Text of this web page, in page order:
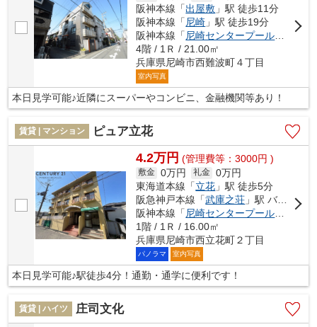
阪神本線「出屋敷 」駅 徒歩11分
阪神本線「 尼崎 」駅 徒歩19分
阪神本線「 尼崎センタープール前
」駅
4階 / 1Ｒ / 21.00㎡
兵庫県尼崎市西難波町４丁目
室内写真
本日見学可能♪近隣にスーパーやコンビニ、金融機関等あり！
賃貸 | マンション ピュア立花
4.2万円 (管理費等：3000円 )
敷金 0万円 礼金 0万円
東海道本線「立花 」駅 徒歩5分
阪急神戸本線「武庫之荘 」駅 バス9分 「ＪＲ立花〔上〕」 停歩5分
阪神本線「 尼崎センタープール前
」駅
1階 / 1Ｒ / 16.00㎡
兵庫県尼崎市西立花町２丁目
パノラマ 室内写真
本日見学可能♪駅徒歩4分！通勤・通学に便利です！
賃貸 | ハイツ 庄司文化